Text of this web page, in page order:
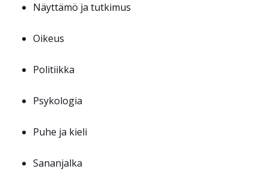
Näyttämö ja tutkimus
Oikeus
Politiikka
Psykologia
Puhe ja kieli
Sananjalka